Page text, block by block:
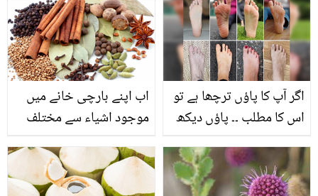
کا شربت روزانہ پینے سے
کونسے فائدے حاصل ہوتے
ہیں؟
سے ہر کوئی میڈیکل کی ہی
پڑھائی کیوں کرتا ہے؟
اب اپنے بارچی خانے میں
موجود اشیاء سے مختلف
اپنے مسائل سے نجات پائیں
اگر آپ کا پاؤں ترچھا ہے تو
اس کا مطلب ۔۔ پاؤں دیکھ
چھپے اہم راز کے بارے میں
جانیئے